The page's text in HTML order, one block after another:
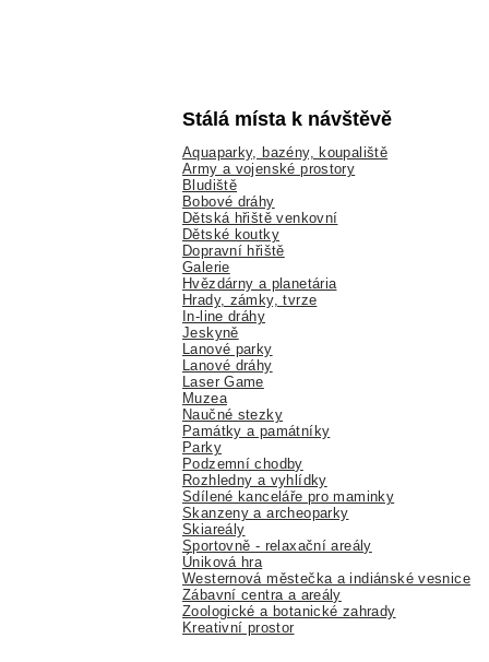
Stálá místa k návštěvě
Aquaparky, bazény, koupaliště
Army a vojenské prostory
Bludiště
Bobové dráhy
Dětská hřiště venkovní
Dětské koutky
Dopravní hřiště
Galerie
Hvězdárny a planetária
Hrady, zámky, tvrze
In-line dráhy
Jeskyně
Lanové parky
Lanové dráhy
Laser Game
Muzea
Naučné stezky
Památky a památníky
Parky
Podzemní chodby
Rozhledny a vyhlídky
Sdílené kanceláře pro maminky
Skanzeny a archeoparky
Skiareály
Sportovně - relaxační areály
Úniková hra
Westernová městečka a indiánské vesnice
Zábavní centra a areály
Zoologické a botanické zahrady
Kreativní prostor